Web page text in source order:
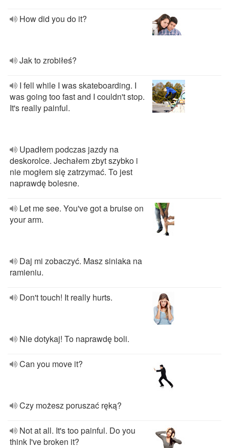
How did you do it?
Jak to zrobiłeś?
I fell while I was skateboarding. I
was going too fast and I couldn't stop.
It's really painful.
Upadłem podczas jazdy na
deskorolce. Jechałem zbyt szybko i
nie mogłem się zatrzymać. To jest
naprawdę bolesne.
Let me see. You've got a bruise on
your arm.
Daj mi zobaczyć. Masz siniaka na
ramieniu.
Don't touch! It really hurts.
Nie dotykaj! To naprawdę boli.
Can you move it?
Czy możesz poruszać ręką?
Not at all. It's too painful. Do you
think I've broken it?